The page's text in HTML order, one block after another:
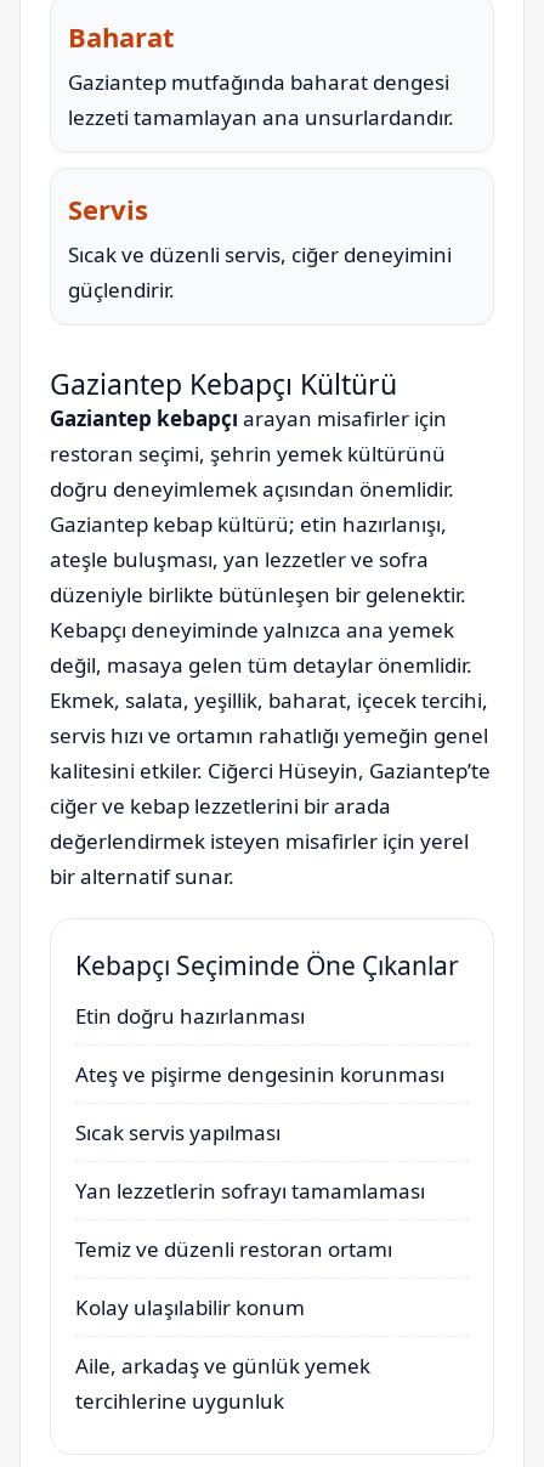
Baharat
Gaziantep mutfağında baharat dengesi
lezzeti tamamlayan ana unsurlardandır.
Servis
Sıcak ve düzenli servis, ciğer deneyimini
güçlendirir.
Gaziantep Kebapçı Kültürü
Gaziantep kebapçı arayan misafirler için
restoran seçimi, şehrin yemek kültürünü
doğru deneyimlemek açısından önemlidir.
Gaziantep kebap kültürü; etin hazırlanışı,
ateşle buluşması, yan lezzetler ve sofra
düzeniyle birlikte bütünleşen bir gelenektir.
Kebapçı deneyiminde yalnızca ana yemek
değil, masaya gelen tüm detaylar önemlidir.
Ekmek, salata, yeşillik, baharat, içecek tercihi,
servis hızı ve ortamın rahatlığı yemeğin genel
kalitesini etkiler. Ciğerci Hüseyin, Gaziantep’te
ciğer ve kebap lezzetlerini bir arada
değerlendirmek isteyen misafirler için yerel
bir alternatif sunar.
Kebapçı Seçiminde Öne Çıkanlar
Etin doğru hazırlanması
Ateş ve pişirme dengesinin korunması
Sıcak servis yapılması
Yan lezzetlerin sofrayı tamamlaması
Temiz ve düzenli restoran ortamı
Kolay ulaşılabilir konum
Aile, arkadaş ve günlük yemek
tercihlerine uygunluk